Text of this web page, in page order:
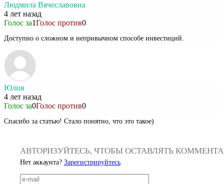
Людмила Вячеславовна
4 лет назад
Голос за1Голос против0
Доступно о сложном и непривычном способе инвестиций.
Юлия
4 лет назад
Голос за0Голос против0
Спасибо за статью! Стало понятно, что это такое)
АВТОРИЗУЙТЕСЬ, ЧТОБЫ ОСТАВЛЯТЬ
Нет аккаунта? Зарегистрируйтесь